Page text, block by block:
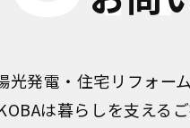
光発電・住宅リフォー
は暮らしを支える